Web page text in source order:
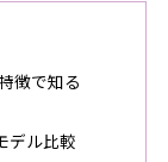
徴で知る
デル比較